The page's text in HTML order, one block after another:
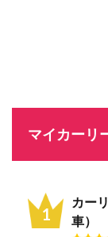
マイカーリ
カー
車）